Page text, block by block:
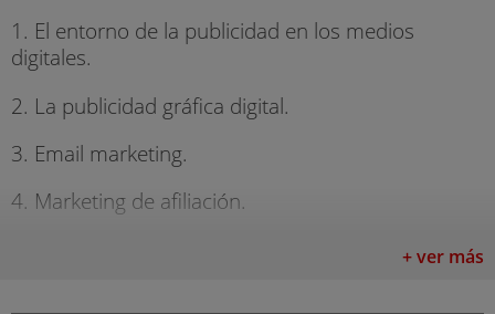
1. El entorno de la publicidad en los medios
digitales.
2. La publicidad gráfica digital.
3. Email marketing.
4. Marketing de afiliación.
+ ver más